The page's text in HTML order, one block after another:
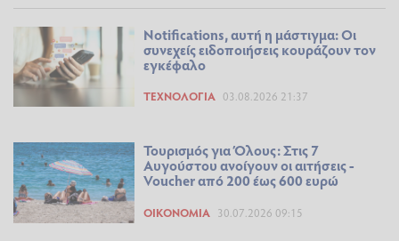
Notifications, αυτή η μάστιγμα: Οι
συνεχείς ειδοποιήσεις κουράζουν τον
εγκέφαλο
ΤΕΧΝΟΛΟΓΊΑ 03.08.2026 21:37
Τουρισμός για Όλους: Στις 7
Αυγούστου ανοίγουν οι αιτήσεις -
Voucher από 200 έως 600 ευρώ
ΟΙΚΟΝΟΜΊΑ 30.07.2026 09:15